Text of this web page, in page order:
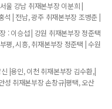
울 강남 취재본부장 이분희 |
| 전남, 광주 취재본부장 조병춘 |
: 이승섭 | 강원 취재본부장 정준택
평, 시흥, 취재본부장 정준택 | 수원
|용인, 이천 취재본부장 김수환,|
성 취재본부장 손창규|평택, 오산